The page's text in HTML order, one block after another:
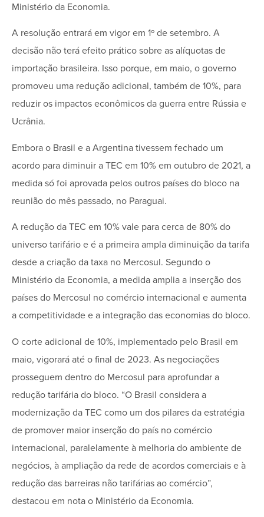
Ministério da Economia.
A resolução entrará em vigor em 1º de setembro. A
decisão não terá efeito prático sobre as alíquotas de
importação brasileira. Isso porque, em maio, o governo
promoveu uma redução adicional, também de 10%, para
reduzir os impactos econômicos da guerra entre Rússia e
Ucrânia.
Embora o Brasil e a Argentina tivessem fechado um
acordo para diminuir a TEC em 10% em outubro de 2021, a
medida só foi aprovada pelos outros países do bloco na
reunião do mês passado, no Paraguai.
A redução da TEC em 10% vale para cerca de 80% do
universo tarifário e é a primeira ampla diminuição da tarifa
desde a criação da taxa no Mercosul. Segundo o
Ministério da Economia, a medida amplia a inserção dos
países do Mercosul no comércio internacional e aumenta
a competitividade e a integração das economias do bloco.
O corte adicional de 10%, implementado pelo Brasil em
maio, vigorará até o final de 2023. As negociações
prosseguem dentro do Mercosul para aprofundar a
redução tarifária do bloco. “O Brasil considera a
modernização da TEC como um dos pilares da estratégia
de promover maior inserção do país no comércio
internacional, paralelamente à melhoria do ambiente de
negócios, à ampliação da rede de acordos comerciais e à
redução das barreiras não tarifárias ao comércio”,
destacou em nota o Ministério da Economia.